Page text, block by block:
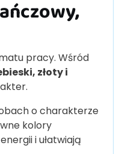
pracy. Wśród
złoty i
o charakterze
kolory
i ułatwiają